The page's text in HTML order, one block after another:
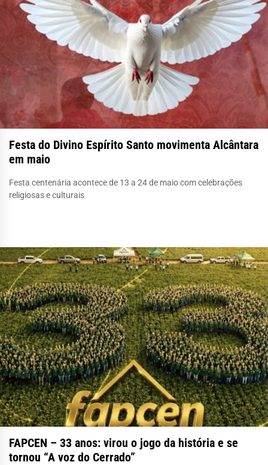
Festa do Divino Espírito Santo movimenta Alcântara
em maio
Festa centenária acontece de 13 a 24 de maio com celebrações
religiosas e culturais
FAPCEN – 33 anos: virou o jogo da história e se
tornou “A voz do Cerrado”